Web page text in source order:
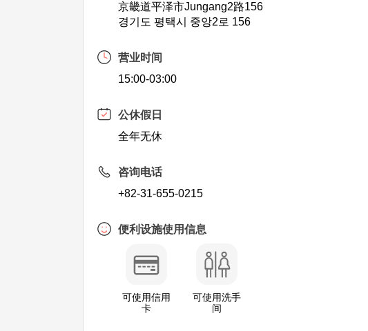
京畿道平泽市Jungang2路156
경기도 평택시 중앙2로 156
营业时间
15:00-03:00
公休假日
全年无休
咨询电话
+82-31-655-0215
便利设施使用信息
可使用信用
卡
可使用洗手
间